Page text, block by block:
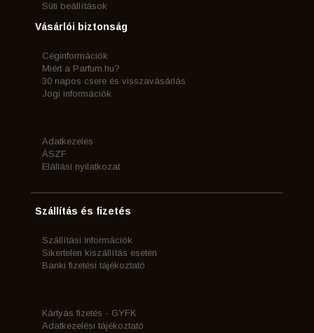
Süti beállítások
Vásárlói biztonság
Céginformációk
Miért a Parfum.hu?
30 napos csere és visszavásárlás
Jogi információk
Adatkezelés
ÁSZF
Elállási nyilatkozat
Szállítás és fizetés
Szállítási információk
Sikertelen kiszállítás esetén
Banki fizetési tájékoztató
Kártyás fizetés - GYFK
Adatkezelési tájékoztató